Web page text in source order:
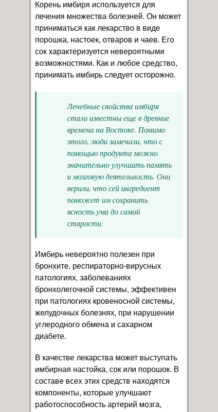
Корень имбиря используется для
лечения множества болезней. Он может
приниматься как лекарство в виде
порошка, настоек, отваров и чаев. Его
сок характеризуется невероятными
возможностями. Как и любое средство,
принимать имбирь следует осторожно.
Лечебные свойства имбиря
стали известны еще в древние
времена на Востоке. Помимо
этого, люди замечали, что с
помощью продукта можно
значительно улучшить память
и мозговую деятельность. Они
верили, что сей ингредиент
поможет им сохранить
ясность ума до самой
старости.
Имбирь невероятно полезен при
бронхите, респираторно-вирусных
патологиях, заболеваниях
бронхолегочной системы, эффективен
при патологиях кровеносной системы,
желудочных болезнях, при нарушении
углеродного обмена и сахарном
диабете.
В качестве лекарства может выступать
имбирная настойка, сок или порошок. В
составе всех этих средств находятся
компоненты, которые улучшают
работоспособность артерий мозга,